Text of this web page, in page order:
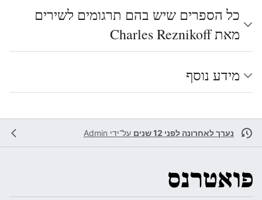
כל הספרים שיש בהם תרגומים לשירים
מאת Charles Reznikoff
מידע נוסף
נערך לאחרונה לפני 12 שנים על־ידי Admin